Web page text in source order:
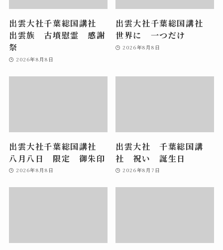
出雲大社千葉総国講社
出雲族 古墳慰霊 感謝
祭
2026年8月8日
出雲大社千葉総国講社
世界に 一つだけ
2026年8月8日
出雲大社千葉総国講社
八月八日 限定 御朱印
2026年8月8日
出雲大社 千葉総国講
社 祝い 誕生日
2026年8月7日